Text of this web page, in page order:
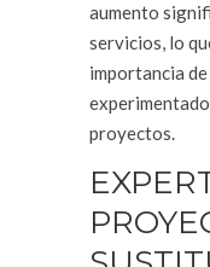
aumento
servicios, lo
importancia
proyectos.